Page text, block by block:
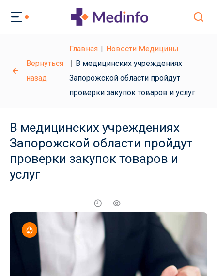
Вернуться
назад
Главная
Новости Медицины
В медицинских учреждениях
Запорожской области пройдут
проверки закупок товаров и услуг
В медицинских учреждениях
Запорожской области пройдут
проверки закупок товаров и
услуг